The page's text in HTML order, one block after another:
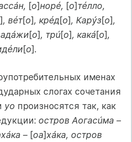
[о]норé, [о]тéлло,
], вéт[о], крéд[о], Карýз[о],
[о], трú[о], какá[о],
[о].
именах
слогах сочетания
уо произносятся так, как
остров Аогасúма –
– [оа]хáка, остров